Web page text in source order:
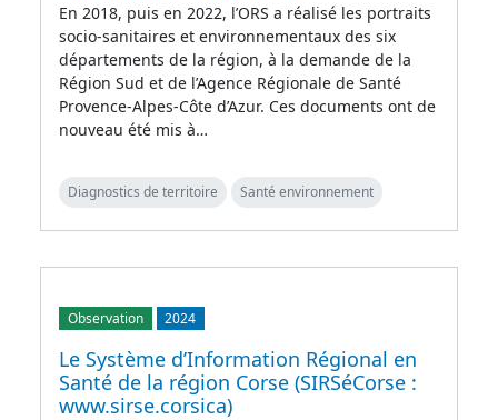
En 2018, puis en 2022, l’ORS a réalisé les portraits
socio-sanitaires et environnementaux des six
départements de la région, à la demande de la
Région Sud et de l’Agence Régionale de Santé
Provence-Alpes-Côte d’Azur. Ces documents ont de
nouveau été mis à…
Diagnostics de territoire Santé environnement
Observation 2024
Le Système d’Information Régional en
Santé de la région Corse (SIRSéCorse :
www.sirse.corsica)